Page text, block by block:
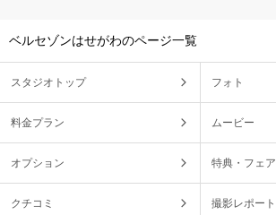
ベルセゾンはせがわのページ一覧
スタジオトップ フォト
料金プラン ムービー
オプション 特典・フェア
クチコミ 撮影レポート